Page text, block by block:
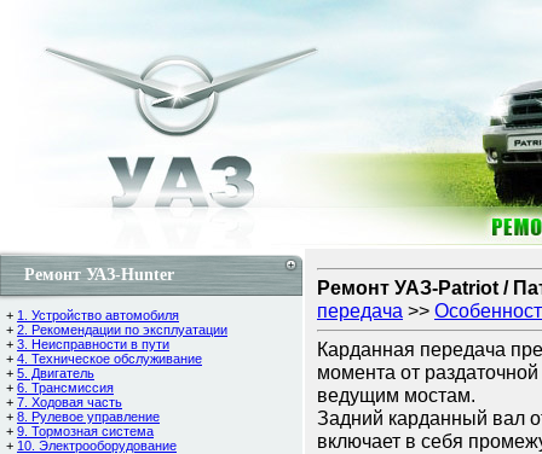
Ремонт УАЗ-Hunter
+ 1. Устройство автомобиля
+ 2. Рекомендации по эксплуатации
+ 3. Неисправности в пути
+ 4. Техническое обслуживание
+ 5. Двигатель
+ 6. Трансмиссия
+ 7. Ходовая часть
+ 8. Рулевое управление
+ 9. Тормозная система
+ 10. Электрооборудование
Ремонт УАЗ-Patriot /
передача >>
Карданная передача
момента от
ведущим мостам.
Задний карданный вал
включает в себя